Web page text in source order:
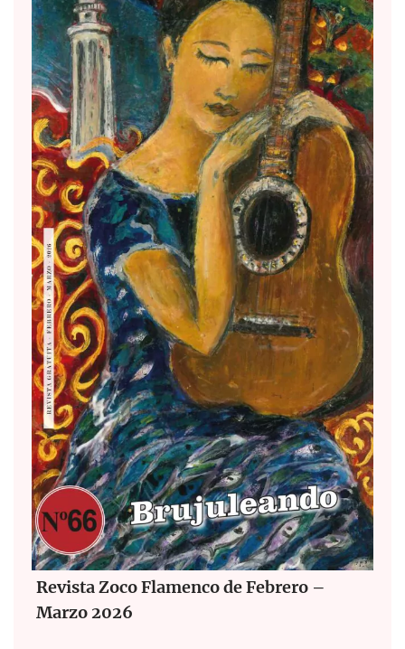
Revista Zoco Flamenco de Febrero –
Marzo 2026